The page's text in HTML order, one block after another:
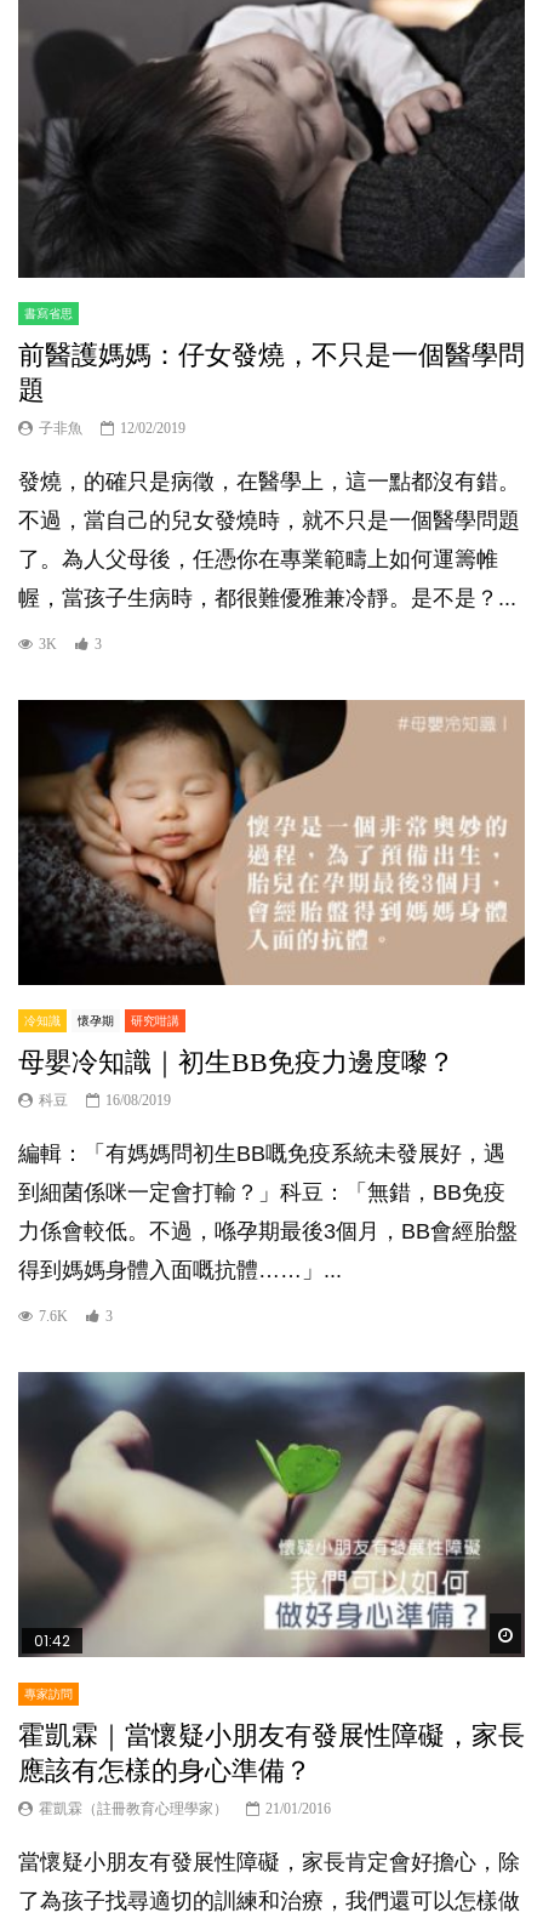
書寫省思
前醫護媽媽：仔女發燒，不只是一個醫學問
題
子非魚 12/02/2019
發燒，的確只是病徵，在醫學上，這一點都沒有錯。
不過，當自己的兒女發燒時，就不只是一個醫學問題
了。為人父母後，任憑你在專業範疇上如何運籌帷
幄，當孩子生病時，都很難優雅兼冷靜。是不是？...
3K 3
冷知識 懷孕期 研究咁講
母嬰冷知識｜初生BB免疫力邊度嚟？
科豆 16/08/2019
編輯：「有媽媽問初生BB嘅免疫系統未發展好，遇
到細菌係咪一定會打輸？」科豆：「無錯，BB免疫
力係會較低。不過，喺孕期最後3個月，BB會經胎盤
得到媽媽身體入面嘅抗體……」...
7.6K 3
01:42
專家訪問
霍凱霖｜當懷疑小朋友有發展性障礙，家長
應該有怎樣的身心準備？
霍凱霖（註冊教育心理學家） 21/01/2016
當懷疑小朋友有發展性障礙，家長肯定會好擔心，除
了為孩子找尋適切的訓練和治療，我們還可以怎樣做